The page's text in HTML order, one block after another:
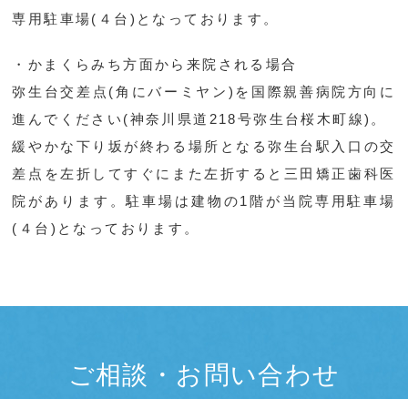
専用駐車場(４台)となっております。
・かまくらみち方面から来院される場合
弥生台交差点(角にバーミヤン)を国際親善病院方向に
進んでください(神奈川県道218号弥生台桜木町線)。
緩やかな下り坂が終わる場所となる弥生台駅入口の交
差点を左折してすぐにまた左折すると三田矯正歯科医
院があります。駐車場は建物の1階が当院専用駐車場
(４台)となっております。
ご相談・お問い合わせ